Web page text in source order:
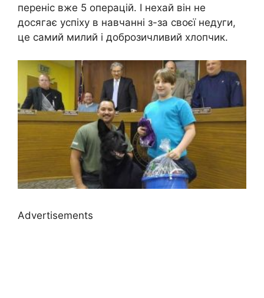
переніс вже 5 операцій. І нехай він не
досягає успіху в навчанні з-за своєї недуги,
це самий милий і доброзичливий хлопчик.
Advertisements